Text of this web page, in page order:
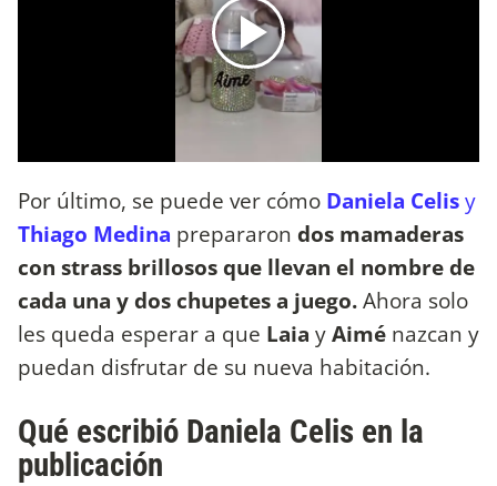
Por último, se puede ver cómo Daniela Celisy
Thiago Medina prepararon dos mamaderas
con strass brillosos que llevan el nombre de
cada una y dos chupetes a juego.Ahora solo
les queda esperar a que Laia yAimé nazcan y
puedan disfrutar de su nueva habitación.
Qué escribió Daniela Celis en la
publicación